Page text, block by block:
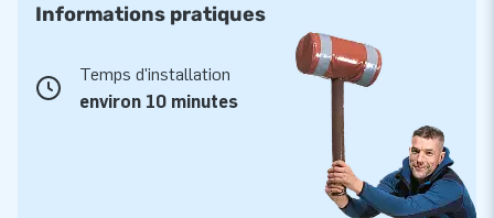
Informations pratiques
Temps d'installation
environ 10 minutes